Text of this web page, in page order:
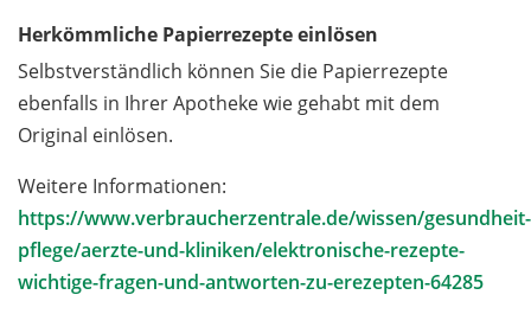
Herkömmliche Papierrezepte einlösen
Selbstverständlich können Sie die Papierrezepte
ebenfalls in Ihrer Apotheke wie gehabt mit dem
Original einlösen.
Weitere Informationen:
https://www.verbraucherzentrale.de/wissen/gesundheit-
pflege/aerzte-und-kliniken/elektronische-rezepte-
wichtige-fragen-und-antworten-zu-erezepten-64285